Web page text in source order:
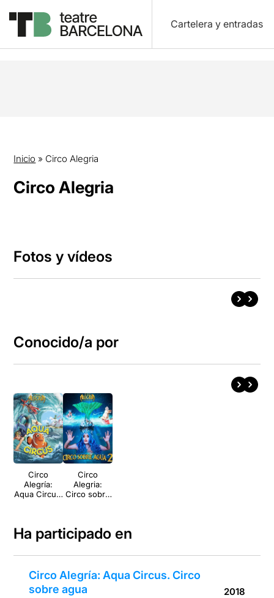
Cartelera y entradas
Inicio » Circo Alegria
Circo Alegria
Fotos y vídeos
Conocido/a por
Circo
Alegría:
Aqua Circus.
Circo
Alegria:
Circo sobre
Ha participado en
Circo Alegría: Aqua Circus. Circo
sobre agua
2018